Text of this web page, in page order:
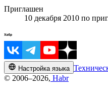
Приглашен
10 декабря 2010 по
Настройка языка
© 2006–2026, Habr